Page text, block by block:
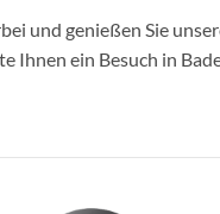
und genießen Sie
ein Besuch in